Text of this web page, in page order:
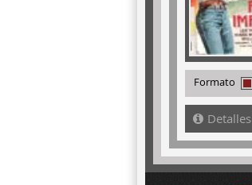
Formato
Detalles